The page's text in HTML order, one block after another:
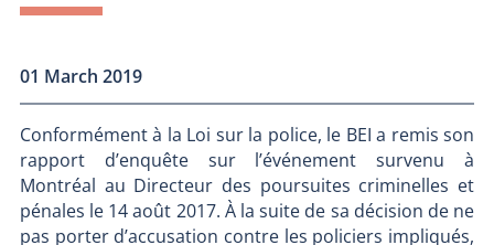
01 March 2019
Conformément à la Loi sur la police, le BEI a remis son
rapport d’enquête sur l’événement survenu à
Montréal au Directeur des poursuites criminelles et
pénales le 14 août 2017. À la suite de sa décision de ne
pas porter d’accusation contre les policiers impliqués,